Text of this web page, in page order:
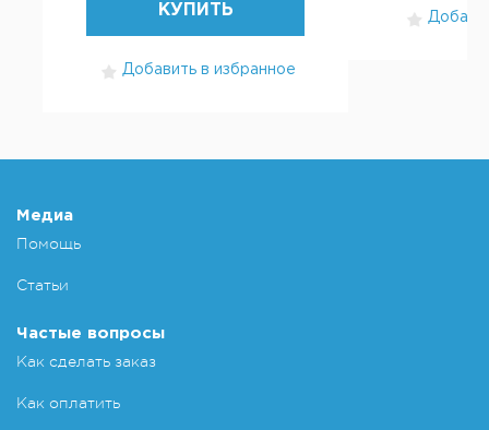
КУПИТЬ
Добавить в избранное
Медиа
Помощь
Статьи
Частые вопросы
Как сделать заказ
Как оплатить